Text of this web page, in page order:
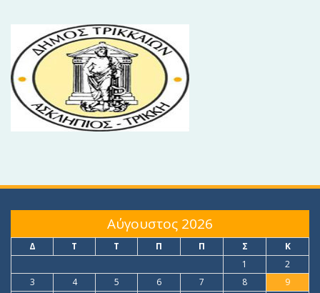
Αύγουστος 2026
Δ Τ Τ Π Π Σ
Κ
1
2
3
4 5 6 7 8
9